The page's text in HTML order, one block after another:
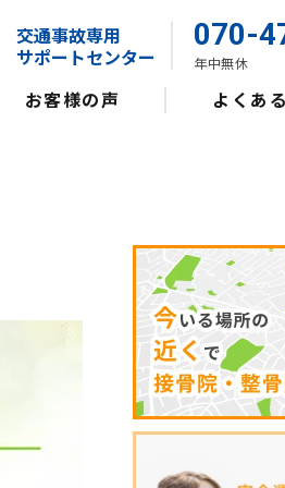
交通事故専用
サポートセンター
070-
年中無休
お客様の声 よくあ